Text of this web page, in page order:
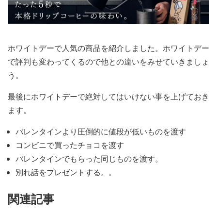
ホワイトデーで人気の商品を紹介しました。ホワイトデー
で評判も変わってくるので他との違いをみせていきましょ
う。
最後にホワイトデーで絶対してはいけない事を上げておき
ます。
バレンタインより圧倒的に値段が低いものを渡す
コンビニで買ったチョコを渡す
バレンタインでもらった同じものを渡す。
別れ話をプレゼントする。。
関連記事